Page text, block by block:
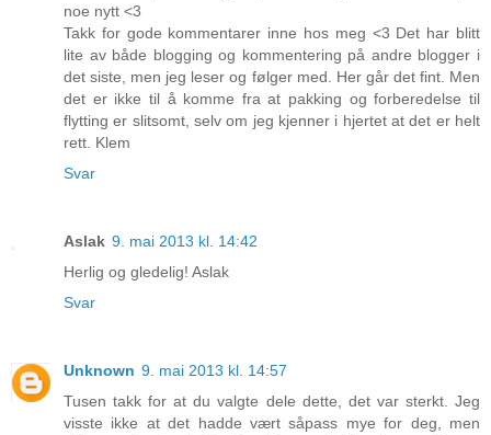
noe nytt <3
Takk for gode kommentarer inne hos meg <3 Det har blitt
lite av både blogging og kommentering på andre blogger i
det siste, men jeg leser og følger med. Her går det fint. Men
det er ikke til å komme fra at pakking og forberedelse til
flytting er slitsomt, selv om jeg kjenner i hjertet at det er helt
rett. Klem
Svar
Aslak 9. mai 2013 kl. 14:42
Herlig og gledelig! Aslak
Svar
Unknown 9. mai 2013 kl. 14:57
Tusen takk for at du valgte dele dette, det var sterkt. Jeg
visste ikke at det hadde vært såpass mye for deg, men